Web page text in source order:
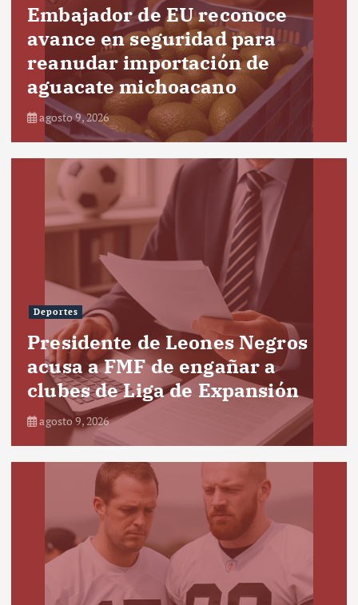
Embajador de EU reconoce
avance en seguridad para
reanudar importación de
aguacate michoacano
agosto 9, 2026
Deportes
Presidente de Leones Negros
acusa a FMF de engañar a
clubes de Liga de Expansión
agosto 9, 2026